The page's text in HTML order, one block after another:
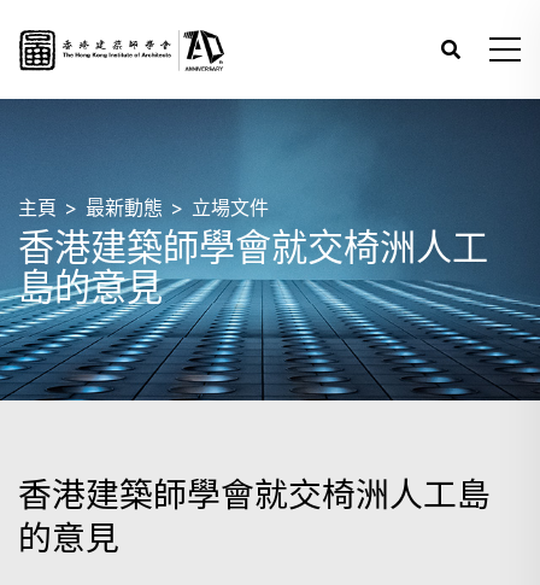
主頁 最新動態 立場文件
香港建築師學會就交椅洲人工
島的意見
香港建築師學會就交椅洲人工島
的意見